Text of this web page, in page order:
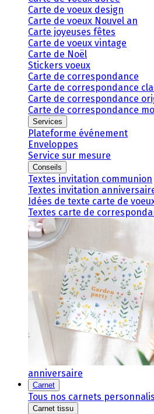
Carte de voeux design
Carte de voeux Nouvel an
Carte joyeuses fêtes
Carte de voeux vintage
Carte de Noël
Stickers voeux
Carte de correspondance
Carte de correspondance
Carte de correspondance
Carte de correspondance
Services
Plateforme événement
Enveloppes
Service sur mesure
Conseils
Textes invitation communion
Textes invitation
Idées de texte carte de
Textes carte de
anniversaire
Carnet
Tous nos carnets
Carnet tissu